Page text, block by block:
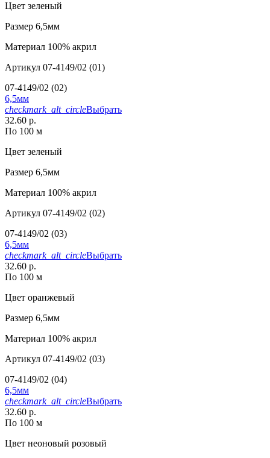
Цвет зеленый
Размер 6,5мм
Материал 100% акрил
Артикул 07-4149/02 (01)
07-4149/02 (02)
6,5мм
checkmark_alt_circleВыбрать
32.60 р.
По 100 м
Цвет зеленый
Размер 6,5мм
Материал 100% акрил
Артикул 07-4149/02 (02)
07-4149/02 (03)
6,5мм
checkmark_alt_circleВыбрать
32.60 р.
По 100 м
Цвет оранжевый
Размер 6,5мм
Материал 100% акрил
Артикул 07-4149/02 (03)
07-4149/02 (04)
6,5мм
checkmark_alt_circleВыбрать
32.60 р.
По 100 м
Цвет неоновый розовый